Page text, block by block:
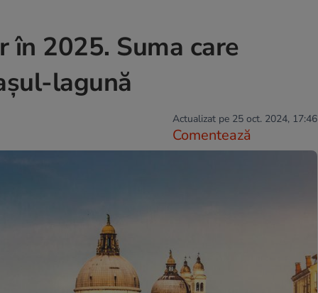
2025. Suma care
lagună
Actualizat pe 25 oct. 2024, 17:46
Comentează